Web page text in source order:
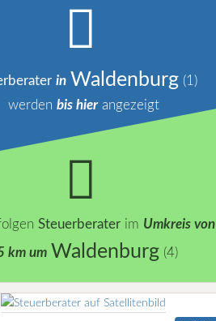
in Waldenburg (1)
werden bis hierangezeigt
Steuerberaterim Umkreis von
km um Waldenburg (4)